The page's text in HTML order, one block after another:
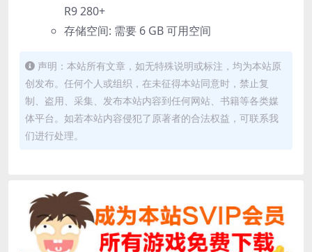
R9 280+
存储空间: 需要 6 GB 可用空间
声明：本站所有文章，如无特殊说明或标注，均为本站原
创发布。任何个人或组织，在未征得本站同意时，禁止复
制、盗用、采集、发布本站内容到任何网站、书籍等各类媒
体平台。如若本站内容侵犯了原著者的合法权益，可联系我
们进行处理。